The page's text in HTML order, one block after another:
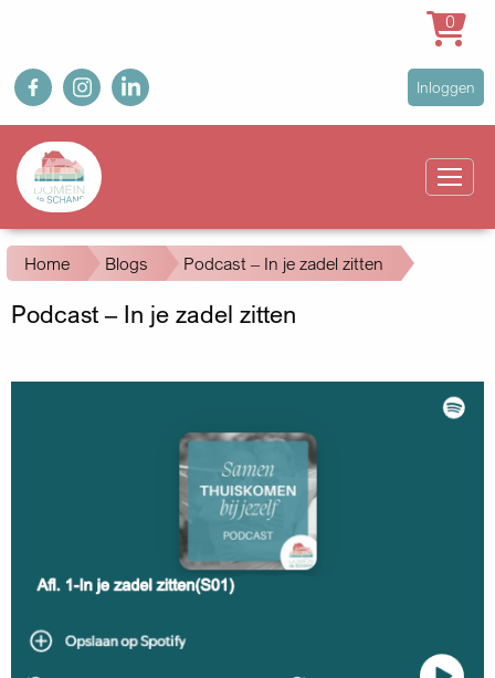
Overslaan
en
naar
inhoud
gaan
fb ig in
User
account
Inloggen
Main
navigation
0
Kruimelpad
Home Blogs Podcast – In je zadel zitten
Podcast – In je zadel zitten